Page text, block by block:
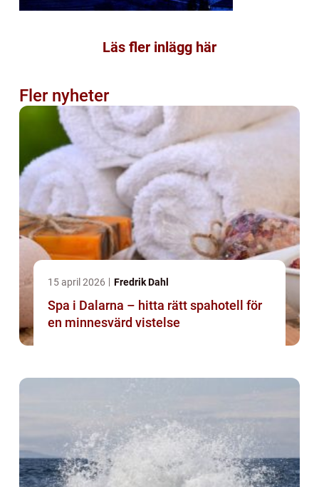
Läs fler inlägg här
Fler nyheter
15 april 2026 Fredrik Dahl
Spa i Dalarna – hitta rätt spahotell för
en minnesvärd vistelse